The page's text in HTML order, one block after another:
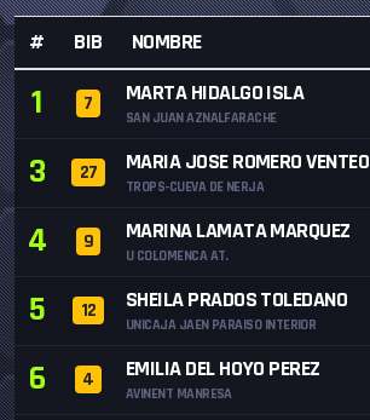
# BIB NOMBRE
1 7 MARTA HIDALGO ISLA
SAN JUAN AZNALFARACHE
3 27 MARIA JOSE ROMERO VENTEO
TROPS-CUEVA DE NERJA
4 9 MARINA LAMATA MARQUEZ
U COLOMENCA AT.
5 12 SHEILA PRADOS TOLEDANO
UNICAJA JAEN PARAISO INTERIOR
6 4 EMILIA DEL HOYO PEREZ
AVINENT MANRESA